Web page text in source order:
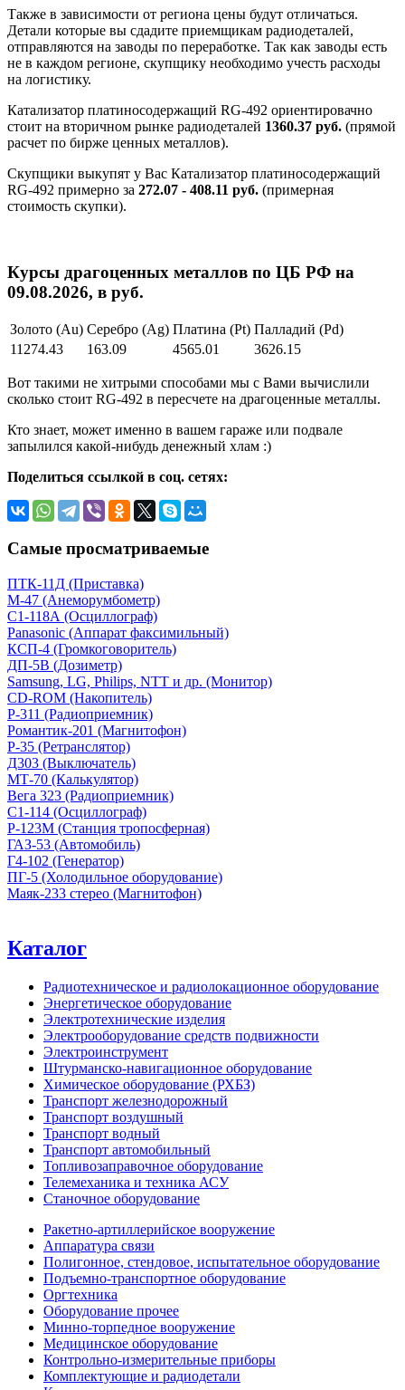
Также в зависимости от региона цены будут отличаться.
Детали которые вы сдадите приемщикам радиодеталей,
отправляются на заводы по переработке. Так как заводы есть
не в каждом регионе, скупщику необходимо учесть расходы
на логистику.
Катализатор платиносодержащий RG-492 ориентировачно
стоит на вторичном рынке радиодеталей 1360.37 руб. (прямой
расчет по бирже ценных металлов).
Скупщики выкупят у Вас Катализатор платиносодержащий
RG-492 примерно за 272.07 - 408.11 руб. (примерная
стоимость скупки).
Курсы драгоценных металлов по ЦБ РФ на
09.08.2026, в руб.
Золото (Au) Серебро (Ag) Платина (Pt) Палладий (Pd)
11274.43
163.09 4565.01 3626.15
Вот такими не хитрыми способами мы с Вами вычислили
сколько стоит RG-492 в пересчете на драгоценные металлы.
Кто знает, может именно в вашем гараже или подвале
запылился какой-нибудь денежный хлам :)
Поделиться ссылкой в соц. сетях:
Самые просматриваемые
ПТК-11Д (Приставка)
М-47 (Анеморумбометр)
С1-118А (Осциллограф)
Panasonic (Аппарат факсимильный)
КСП-4 (Громкоговоритель)
ДП-5В (Дозиметр)
Samsung, LG, Philips, NTT и др. (Монитор)
CD-ROM (Накопитель)
Р-311 (Радиоприемник)
Романтик-201 (Магнитофон)
Р-35 (Ретранслятор)
Д303 (Выключатель)
МТ-70 (Калькулятор)
Вега 323 (Радиоприемник)
С1-114 (Осциллограф)
Р-123М (Станция тропосферная)
ГАЗ-53 (Автомобиль)
Г4-102 (Генератор)
ПГ-5 (Холодильное оборудование)
Маяк-233 стерео (Магнитофон)
Каталог
Радиотехническое и радиолокационное оборудование
Энергетическое оборудование
Электротехнические изделия
Электрооборудование средств подвижности
Электроинструмент
Штурманско-навигационное оборудование
Химическое оборудование (РХБЗ)
Транспорт железнодорожный
Транспорт воздушный
Транспорт водный
Транспорт автомобильный
Топливозаправочное оборудование
Телемеханика и техника АСУ
Станочное оборудование
Ракетно-артиллерийское вооружение
Аппаратура связи
Полигонное, стендовое, испытательное оборудование
Подъемно-транспортное оборудование
Оргтехника
Оборудование прочее
Минно-торпедное вооружение
Медицинское оборудование
Контрольно-измерительные приборы
Комплектующие и радиодетали